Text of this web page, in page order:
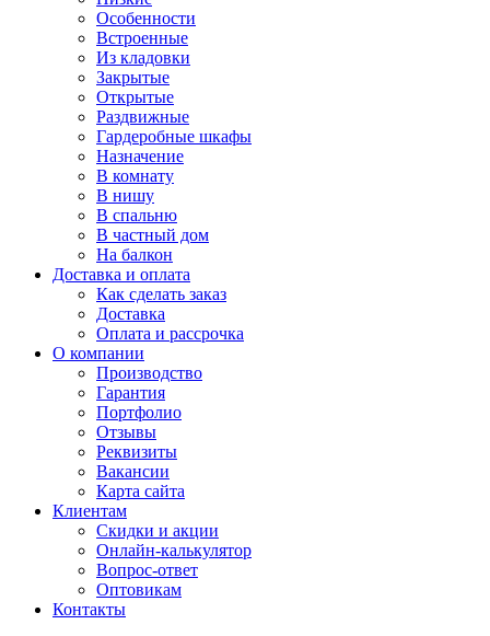
Особенности
Встроенные
Из кладовки
Закрытые
Открытые
Раздвижные
Гардеробные шкафы
Назначение
В комнату
В нишу
В спальню
В частный дом
На балкон
Доставка и оплата
Как сделать заказ
Доставка
Оплата и рассрочка
О компании
Производство
Гарантия
Портфолио
Отзывы
Реквизиты
Вакансии
Карта сайта
Клиентам
Скидки и акции
Онлайн-калькулятор
Вопрос-ответ
Оптовикам
Контакты